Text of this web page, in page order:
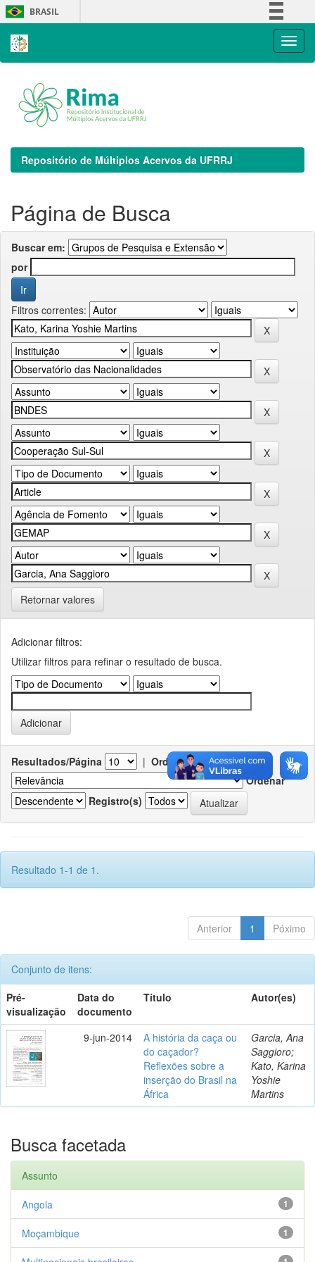
Skip
navigation
BRASIL
Repositório de Múltiplos Acervos da UFRRJ
Página de Busca
Buscar em:
por
Filtros correntes:
Retornar valores
Adicionar filtros:
Utilizar filtros para refinar o resultado de busca.
Resultados/Página | Ordenar registros por
Ordenar
Registro(s)
Resultado 1-1 de 1.
Anterior 1 Póximo
Conjunto de itens:
Pré-
visualização
Data do
documento
Título Autor(es)
9-jun-2014
A história da caça ou
do caçador?
Reflexões sobre a
inserção do Brasil na
África
Garcia, Ana
Saggioro;
Kato, Karina
Yoshie
Martins
Busca facetada
Assunto
1
Angola
1
Moçambique